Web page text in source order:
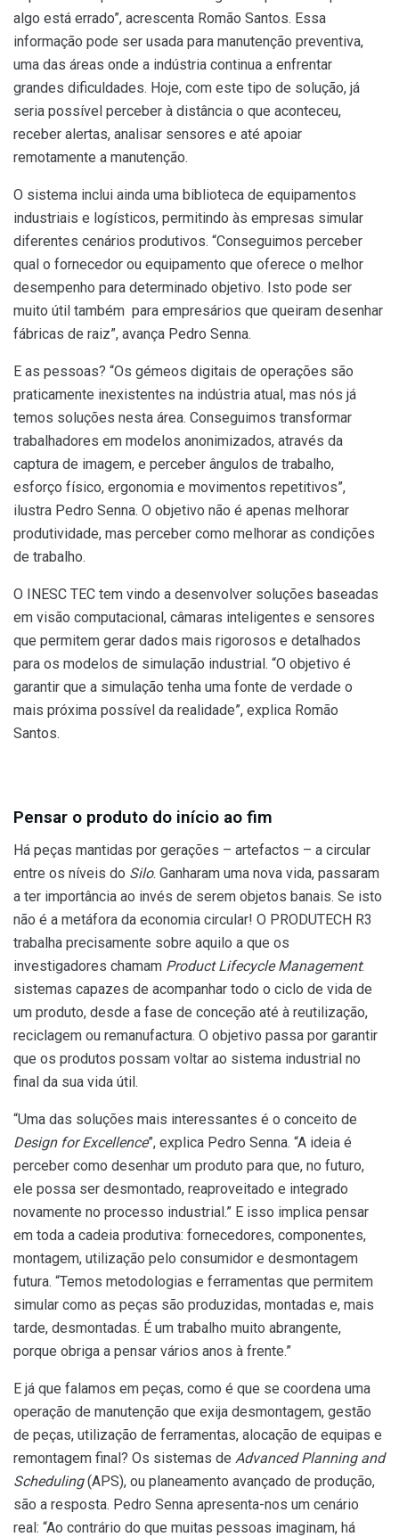
algo está errado”, acrescenta Romão Santos. Essa
informação pode ser usada para manutenção preventiva,
uma das áreas onde a indústria continua a enfrentar
grandes dificuldades. Hoje, com este tipo de solução, já
seria possível perceber à distância o que aconteceu,
receber alertas, analisar sensores e até apoiar
remotamente a manutenção.
O sistema inclui ainda uma biblioteca de equipamentos
industriais e logísticos, permitindo às empresas simular
diferentes cenários produtivos. “Conseguimos perceber
qual o fornecedor ou equipamento que oferece o melhor
desempenho para determinado objetivo. Isto pode ser
muito útil também para empresários que queiram desenhar
fábricas de raiz”, avança Pedro Senna.
E as pessoas? “Os gémeos digitais de operações são
praticamente inexistentes na indústria atual, mas nós já
temos soluções nesta área. Conseguimos transformar
trabalhadores em modelos anonimizados, através da
captura de imagem, e perceber ângulos de trabalho,
esforço físico, ergonomia e movimentos repetitivos”,
ilustra Pedro Senna. O objetivo não é apenas melhorar
produtividade, mas perceber como melhorar as condições
de trabalho.
O INESC TEC tem vindo a desenvolver soluções baseadas
em visão computacional, câmaras inteligentes e sensores
que permitem gerar dados mais rigorosos e detalhados
para os modelos de simulação industrial. “O objetivo é
garantir que a simulação tenha uma fonte de verdade o
mais próxima possível da realidade”, explica Romão
Santos.
Pensar o produto do início ao fim
Há peças mantidas por gerações – artefactos – a circular
entre os níveis do Silo. Ganharam uma nova vida, passaram
a ter importância ao invés de serem objetos banais. Se isto
não é a metáfora da economia circular! O PRODUTECH R3
trabalha precisamente sobre aquilo a que os
investigadores chamam Product Lifecycle Management:
sistemas capazes de acompanhar todo o ciclo de vida de
um produto, desde a fase de conceção até à reutilização,
reciclagem ou remanufactura. O objetivo passa por garantir
que os produtos possam voltar ao sistema industrial no
final da sua vida útil.
“Uma das soluções mais interessantes é o conceito de
Design for Excellence”, explica Pedro Senna. “A ideia é
perceber como desenhar um produto para que, no futuro,
ele possa ser desmontado, reaproveitado e integrado
novamente no processo industrial.” E isso implica pensar
em toda a cadeia produtiva: fornecedores, componentes,
montagem, utilização pelo consumidor e desmontagem
futura. “Temos metodologias e ferramentas que permitem
simular como as peças são produzidas, montadas e, mais
tarde, desmontadas. É um trabalho muito abrangente,
porque obriga a pensar vários anos à frente.”
E já que falamos em peças, como é que se coordena uma
operação de manutenção que exija desmontagem, gestão
de peças, utilização de ferramentas, alocação de equipas e
remontagem final? Os sistemas de Advanced Planning and
Scheduling(APS), ou planeamento avançado de produção,
são a resposta. Pedro Senna apresenta-nos um cenário
real: “Ao contrário do que muitas pessoas imaginam, há